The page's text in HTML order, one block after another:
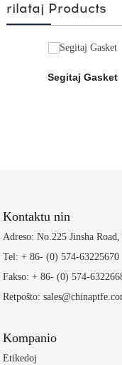
rilataj Products
Segitaj Gasket
Kontaktu nin
Adreso: No.225 Jinsha
Tel: + 86- (0) 574-63225670
Fakso: + 86- (0) 574-
Retpoŝto:
Kompanio
Etikedoj